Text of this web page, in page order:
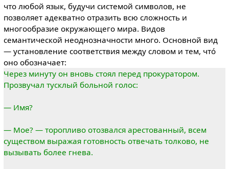
что любой язык, будучи системой символов, не
позволяет адекватно отразить всю сложность и
многообразие окружающего мира. Видов
семантической неоднозначности много. Основной вид
— установление соответствия между словом и тем, чтó
оно обозначает:
Через минуту он вновь стоял перед прокуратором.
Прозвучал тусклый больной голос:
— Имя?
— Мое? — торопливо отозвался арестованный, всем
существом выражая готовность отвечать толково, не
вызывать более гнева.